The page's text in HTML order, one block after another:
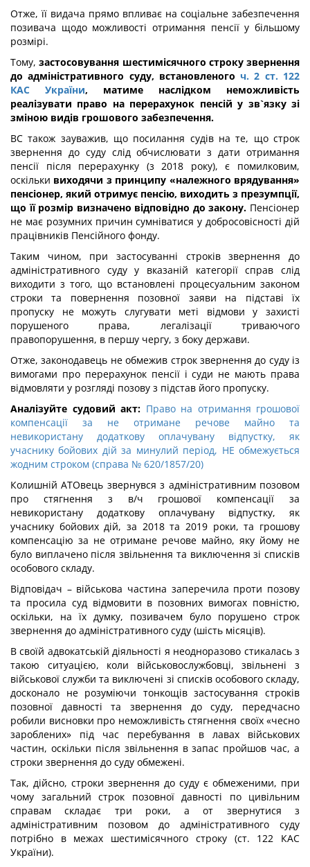
Отже, її видача прямо впливає на соціальне забезпечення
позивача щодо можливості отримання пенсії у більшому
розмірі.
Тому,застосовування шестимісячного строку звернення
до адміністративного суду, встановленогоч. 2 ст. 122
КАС України, матиме наслідком неможливість
реалізувати право на перерахунок пенсій у зв`язку зі
зміною видів грошового забезпечення.
ВС також зауважив, що посилання судів на те, що строк
звернення до суду слід обчислювати з дати отримання
пенсії після перерахунку (з 2018 року), є помилковим,
оскільки виходячи з принципу «належного врядування»
пенсіонер, який отримує пенсію, виходить з презумпції,
що її розмір визначено відповідно до закону. Пенсіонер
не має розумних причин сумніватися у добросовісності дій
працівників Пенсійного фонду.
Таким чином, при застосуванні строків звернення до
адміністративного суду у вказаній категорії справ слід
виходити з того, що встановлені процесуальним законом
строки та повернення позовної заяви на підставі їх
пропуску не можуть слугувати меті відмови у захисті
порушеного права, легалізації триваючого
правопорушення, в першу чергу, з боку держави.
Отже, законодавець не обмежив строк звернення до суду із
вимогами про перерахунок пенсії і суди не мають права
відмовляти у розгляді позову з підстав його пропуску.
Аналізуйте судовий акт: Право на отримання грошової
компенсації за не отримане речове майно та
невикористану додаткову оплачувану відпустку, як
учаснику бойових дій за минулий період, НЕ обмежується
жодним строком (справа № 620/1857/20)
Колишній АТОвець звернувся з адміністративним позовом
про стягнення з в/ч грошової компенсації за
невикористану додаткову оплачувану відпустку, як
учаснику бойових дій, за 2018 та 2019 роки, та грошову
компенсацію за не отримане речове майно, яку йому не
було виплачено після звільнення та виключення зі списків
особового складу.
Відповідач – військова частина заперечила проти позову
та просила суд відмовити в позовних вимогах повністю,
оскільки, на їх думку, позивачем було порушено строк
звернення до адміністративного суду (шість місяців).
В своїй адвокатській діяльності я неодноразово стикалась з
такою ситуацією, коли військовослужбовці, звільнені з
військової служби та виключені зі списків особового складу,
досконало не розуміючи тонкощів застосування строків
позовної давності та звернення до суду, передчасно
робили висновки про неможливість стягнення своїх «чесно
зароблених» під час перебування в лавах військових
частин, оскільки після звільнення в запас пройшов час, а
строки звернення до суду обмежені.
Так, дійсно, строки звернення до суду є обмеженими, при
чому загальний строк позовної давності по цивільним
справам складає три роки, а от звернутися з
адміністративним позовом до адміністративного суду
потрібно в межах шестимісячного строку (ст. 122 КАС
України).